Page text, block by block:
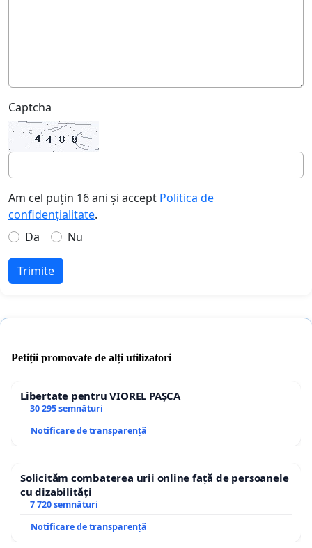
Captcha
Am cel puțin 16 ani și accept Politica de
confidențialitate.
Da
Nu
Trimite
Petiții promovate de alți utilizatori
Libertate pentru VIOREL PAȘCA
30 295 semnături
Notificare de transparență
Solicităm combaterea urii online față de persoanele
cu dizabilități
7 720 semnături
Notificare de transparență